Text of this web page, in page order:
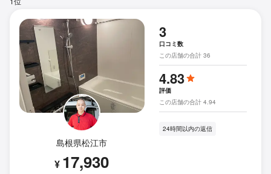
島根県松江市
¥ 17,930
3
口コミ数
この店舗の合計 36
4.83
評価
この店舗の合計 4.94
24時間以内の返信